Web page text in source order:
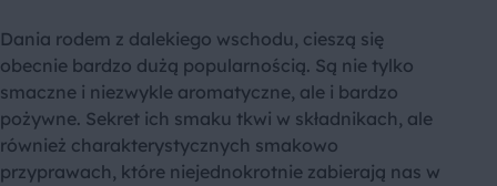
Dania rodem z dalekiego wschodu, cieszą się
obecnie bardzo dużą popularnością. Są nie tylko
smaczne i niezwykle aromatyczne, ale i bardzo
pożywne. Sekret ich smaku tkwi w składnikach, ale
również charakterystycznych smakowo
przyprawach, które niejednokrotnie zabierają nas w